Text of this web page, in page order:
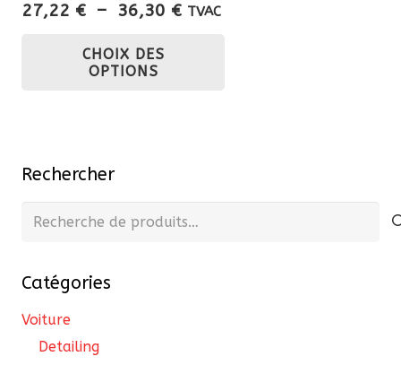
27,22 € – 36,30 €Plage
TVAC
CHOIX DES
OPTIONS
Rechercher
Recherche
Catégories
Voiture
Detailing